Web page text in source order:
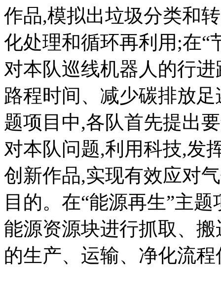
作品,模拟出垃圾分类和
化处理和循环再利用;在“
对本队巡线机器人的行
路程时间、减少碳排放
题项目中,各队首先提出
对本队问题,利用科技,发
创新作品,实现有效应对
目的。在“能源再生”主
能源资源块进行抓取、
的生产、运输、净化流程